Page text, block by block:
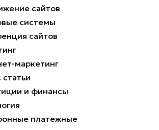
сайтов
системы
сайтов
маркетинг
и финансы
платежные